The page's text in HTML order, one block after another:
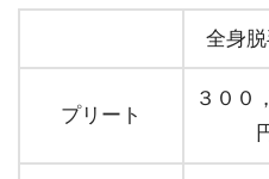
全身
プリート
３００